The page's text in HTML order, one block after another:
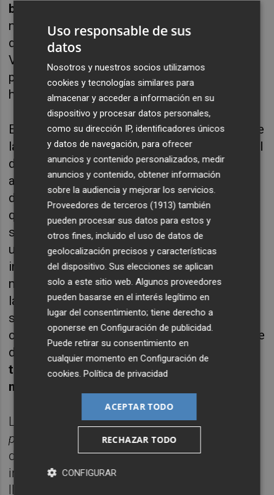
banalidad,
nuestros tiempos. Y no, no creo que el
disfrute irónico salve o explique la situación.
Vamos a ver otro ejemplo, sobre el que me
puso en la pista Clara Gorria con su agudeza
habitual.
El 25 de abril pasado tuvo lugar lapremière
de
la serieEl caso Asunta, basada en el caso real
de la muerte de una niña de doce años
asesinada por sus padres. Untrue crime
de moda en estos tiempos. Por aclararnos y
que no quede duda de qué va la cosa, en la
serie se cuenta la historia del asesinato de
una niña por parte de sus padres, la
investigación llevada a cabo y el impacto
mediático del caso, que acabó con ambos en
la cárcel, hasta que la madre,Rosario Porto
se suicidó tras varios intentos previos y un
cuadro de depresión, ansiedad y trastornos de
diversa índole durante años.
Una historia
terrible y dolorosa, se mire por donde se
mire.
La
contó con su alfombra roja y su
photocall
, por supuesto, y fue recogida por
diversos medios.Candela Peña, que
interpreta a Rosario, apareció con un
Uso responsable de sus
datos
Nosotros y nuestros socios utilizamos
cookies y tecnologías similares para
almacenar y acceder a información en su
dispositivo y procesar datos personales,
como su dirección IP, identificadores únicos
y datos de navegación, para ofrecer
anuncios y contenido personalizados, medir
anuncios y contenido, obtener información
sobre la audiencia y mejorar los servicios.
Proveedores de terceros (1913) también
pueden procesar sus datos para estos y
otros fines, incluido el uso de datos de
geolocalización precisos y características
del dispositivo. Sus elecciones se aplican
solo a este sitio web. Algunos proveedores
pueden basarse en el interés legítimo en
lugar del consentimiento; tiene derecho a
oponerse enConfiguración de publicidad.
Puede retirar su consentimiento en
cualquier momento enConfiguración de
cookies.Política de privacidad
ACEPTAR TODO
RECHAZAR TODO
CONFIGURAR